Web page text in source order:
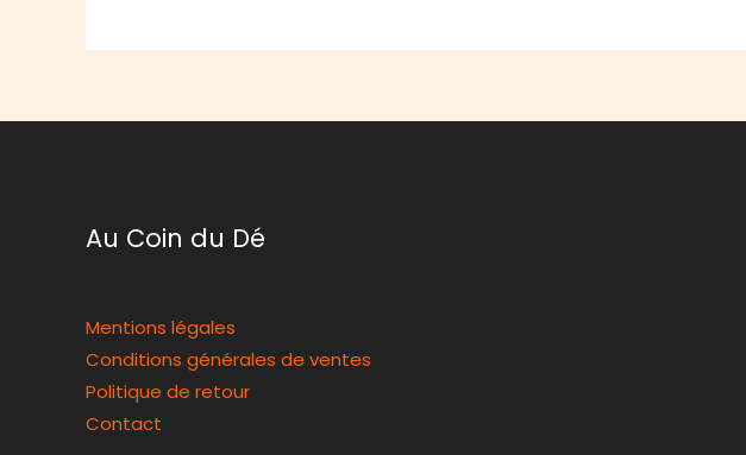
Au Coin du Dé
Mentions légales
Conditions générales de ventes
Politique de retour
Contact